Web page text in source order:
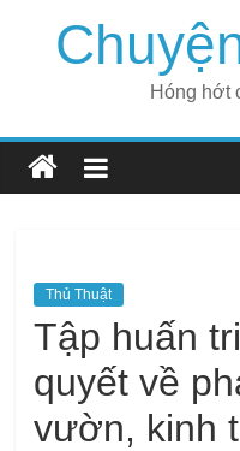
Hóng hớt
Thủ Thuật
Tập huấn
quyết về
vườn, kinh